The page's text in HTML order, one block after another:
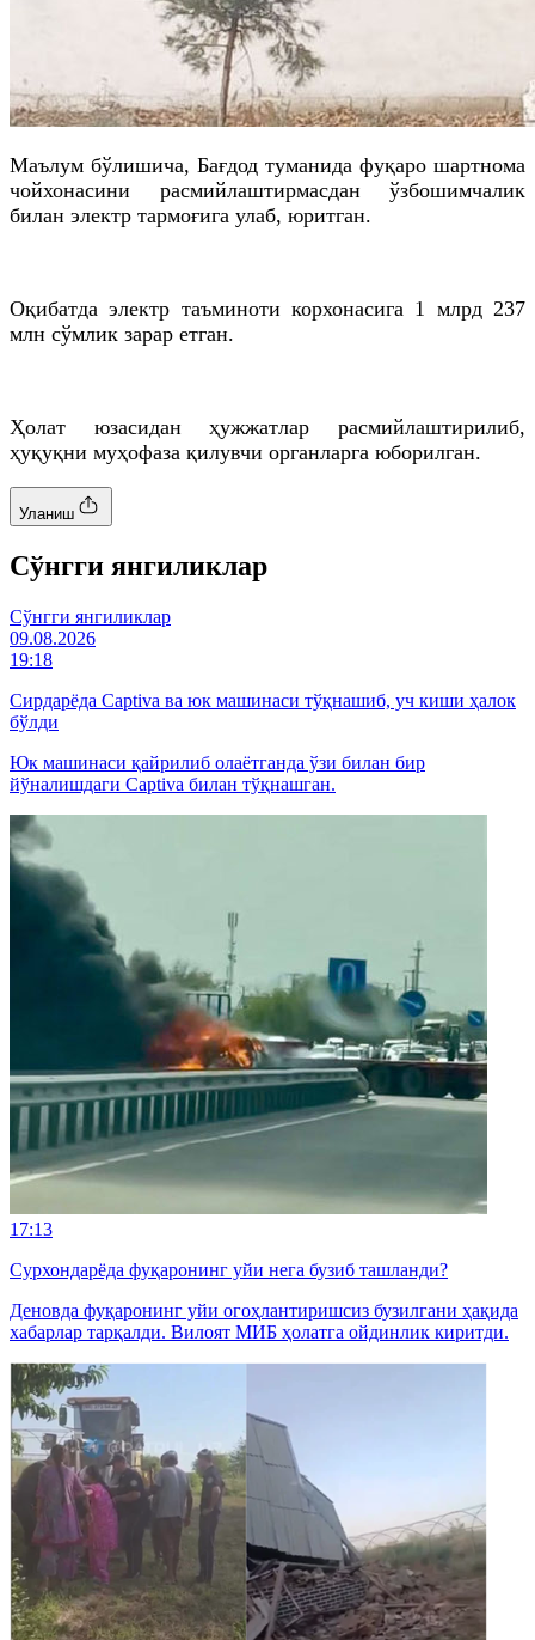
Маълум бўлишича, Бағдод туманида фуқаро шартнома
чойхонасини расмийлаштирмасдан ўзбошимчалик
билан электр тармоғига улаб, юритган.
Оқибатда электр таъминоти корхонасига 1 млрд 237
млн сўмлик зарар етган.
Ҳолат юзасидан ҳужжатлар расмийлаштирилиб,
ҳуқуқни муҳофаза қилувчи органларга юборилган.
Уланиш
Cўнгги янгиликлар
Cўнгги янгиликлар
09.08.2026
19:18
Сирдарёда Captiva ва юк машинаси тўқнашиб, уч киши ҳалок
бўлди
Юк машинаси қайрилиб олаётганда ўзи билан бир
йўналишдаги Captiva билан тўқнашган.
17:13
Сурхондарёда фуқаронинг уйи нега бузиб ташланди?
Деновда фуқаронинг уйи огоҳлантиришсиз бузилгани ҳақида
хабарлар тарқалди. Вилоят МИБ ҳолатга ойдинлик киритди.